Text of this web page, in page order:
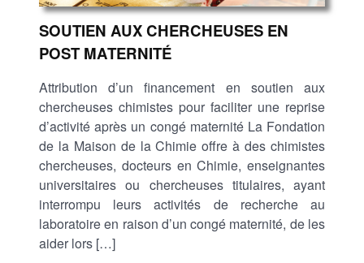
SOUTIEN AUX CHERCHEUSES EN
POST MATERNITÉ
Attribution d’un financement en soutien aux
chercheuses chimistes pour faciliter une reprise
d’activité après un congé maternité La Fondation
de la Maison de la Chimie offre à des chimistes
chercheuses, docteurs en Chimie, enseignantes
universitaires ou chercheuses titulaires, ayant
interrompu leurs activités de recherche au
laboratoire en raison d’un congé maternité, de les
aider lors […]